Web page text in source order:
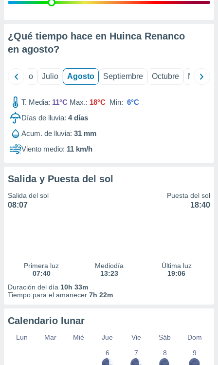
e
mediante
publicidad
de
1199
¿Qué tiempo hace en Huinca Renanco
en agosto?
Junio Julio Agosto Septiembre Octubre
T. Media: 11°C Max.: 18°C Min: 6°C
Días de lluvia: 4días
Acum. de lluvia: 31 mm
Viento medio: 11 km/h
Salida y Puesta del sol
Salida del sol
08:07
Puesta del sol
18:40
Primera luz
07:40
Mediodía
13:23
Última luz
19:06
Duración del día 10h 33m
Tiempo para el amanecer 7h 22m
Calendario lunar
Lun Mar Mié Jue Vie Sáb
Dom
6
7 8 9